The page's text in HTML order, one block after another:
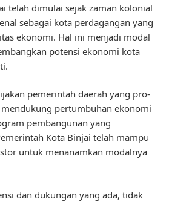
telah dimulai sejak zaman kolonial
sebagai kota perdagangan yang
ekonomi. Hal ini menjadi modal
potensi ekonomi kota
pemerintah daerah yang pro-
pertumbuhan ekonomi
pembangunan yang
Kota Binjai telah mampu
untuk menanamkan modalnya
dan dukungan yang ada, tidak